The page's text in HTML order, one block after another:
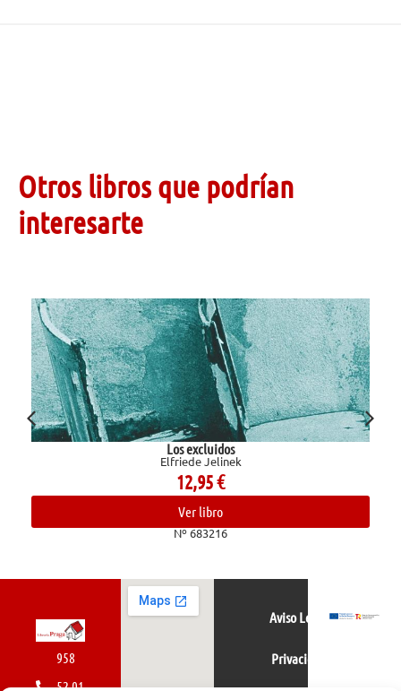
Otros libros que podrían
interesarte
Los excluidos
Elfriede Jelinek
12,95€
Ver libro
Nº 683216
958
52 01
Aviso Legal
Privacidad